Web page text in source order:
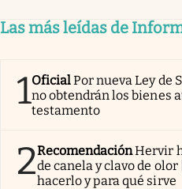
Las más leídas de
1OficialPor nueva Ley de
no obtendrán los bienes
testamento
2RecomendaciónHervir
de canela y clavo de
hacerlo y para qué sirve